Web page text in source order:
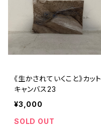
《生かされていくこと》カット
キャンバス23
¥3,000
SOLD OUT